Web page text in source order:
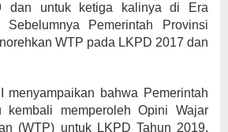
dan untuk ketiga kalinya di Era
Sebelumnya Pemerintah Provinsi
WTP pada LKPD 2017 dan
menyampaikan bahwa Pemerintah
kembali memperoleh Opini Wajar
(WTP) untuk LKPD Tahun 2019.